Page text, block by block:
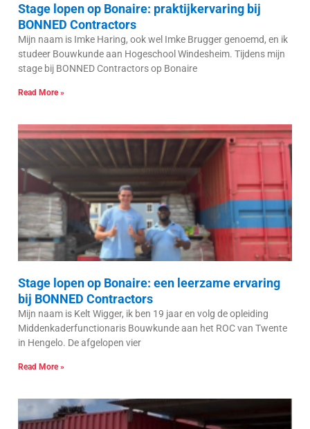
Stage lopen op Bonaire: praktijkervaring bij
BONNED Contractors
Mijn naam is Imke Haring, ook wel Imke Brugger genoemd, en ik
studeer Bouwkunde aan Hogeschool Windesheim. Tijdens mijn
stage bij BONNED Contractors op Bonaire
Read More »
Stage lopen op Bonaire: een leerzame ervaring
bij BONNED Contractors
Mijn naam is Kelt Wigger, ik ben 19 jaar en volg de opleiding
Middenkaderfunctionaris Bouwkunde aan het ROC van Twente
in Hengelo. De afgelopen vier
Read More »